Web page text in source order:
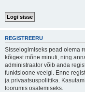
REGISTREERU
Sisselogimiseks pead olema
kõigest mõne minuti, ning
administraator võib anda
funktsioone veelgi. Enne
ja privaatsuspoliitika.
foorumis osalemiseks.